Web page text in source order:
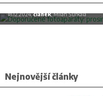
Doporučené fotoaparáty:
18.12.2024,článek, Milan Šurkala
Nejnovější články